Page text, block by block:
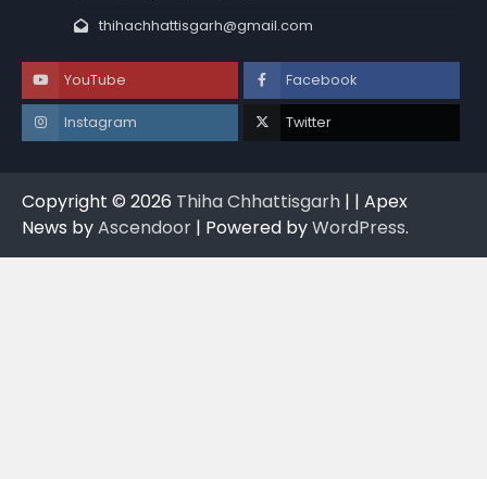
thihachhattisgarh@gmail.com
YouTube Facebook
Instagram Twitter
Copyright © 2026 Thiha Chhattisgarh | | Apex
News byAscendoor | Powered byWordPress.